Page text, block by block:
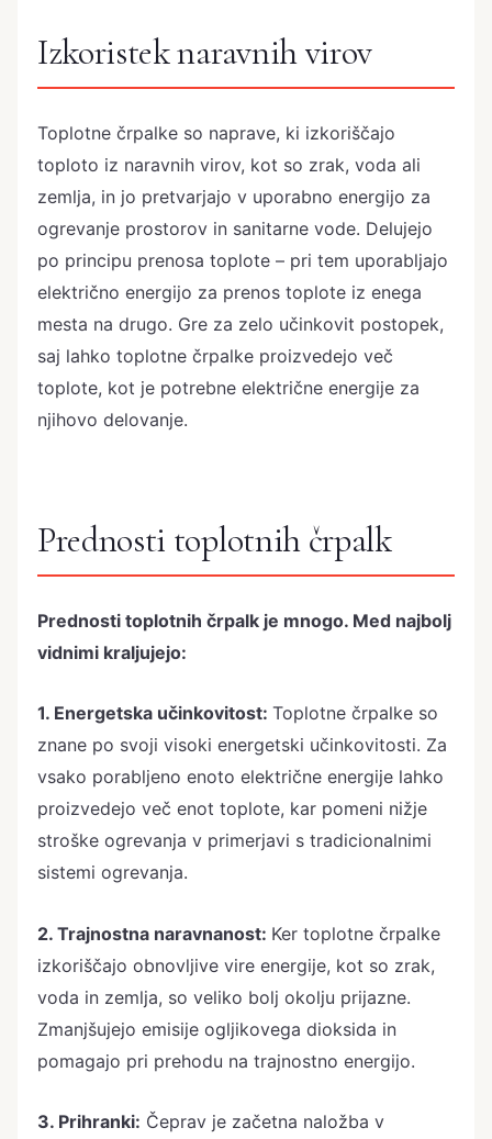
Izkoristek naravnih virov
Toplotne črpalke so naprave, ki izkoriščajo
toploto iz naravnih virov, kot so zrak, voda ali
zemlja, in jo pretvarjajo v uporabno energijo za
ogrevanje prostorov in sanitarne vode. Delujejo
po principu prenosa toplote – pri tem uporabljajo
električno energijo za prenos toplote iz enega
mesta na drugo. Gre za zelo učinkovit postopek,
saj lahko toplotne črpalke proizvedejo več
toplote, kot je potrebne električne energije za
njihovo delovanje.
Prednosti toplotnih črpalk
Prednosti toplotnih črpalk je mnogo. Med najbolj
vidnimi kraljujejo:
1. Energetska učinkovitost: Toplotne črpalke so
znane po svoji visoki energetski učinkovitosti. Za
vsako porabljeno enoto električne energije lahko
proizvedejo več enot toplote, kar pomeni nižje
stroške ogrevanja v primerjavi s tradicionalnimi
sistemi ogrevanja.
2. Trajnostna naravnanost: Ker toplotne črpalke
izkoriščajo obnovljive vire energije, kot so zrak,
voda in zemlja, so veliko bolj okolju prijazne.
Zmanjšujejo emisije ogljikovega dioksida in
pomagajo pri prehodu na trajnostno energijo.
3. Prihranki: Čeprav je začetna naložba v